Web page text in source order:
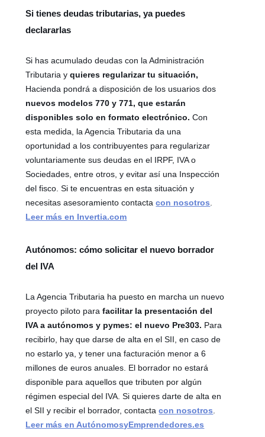
Si tienes deudas tributarias, ya puedes
declararlas
Si has acumulado deudas con la Administración
Tributaria yquieres regularizar tu situación,
Hacienda pondrá a disposición de los usuarios dos
nuevos modelos 770 y 771, que estarán
disponibles solo en formato electrónico.Con
esta medida, la Agencia Tributaria da una
oportunidad a los contribuyentes para regularizar
voluntariamente sus deudas en el IRPF, IVA o
Sociedades, entre otros, y evitar así una Inspección
del fisco. Si te encuentras en esta situación y
necesitas asesoramiento contactacon nosotros
Leer más en Invertia.com
Autónomos: cómo solicitar el nuevo borrador
del IVA
La Agencia Tributaria ha puesto en marcha un nuevo
proyecto piloto parafacilitar la presentación del
IVA a autónomos y pymes: el nuevo Pre303. Para
recibirlo, hay que darse de alta en el SII, en caso de
no estarlo ya, y tener una facturación menor a 6
millones de euros anuales. El borrador no estará
disponible para aquellos que tributen por algún
régimen especial del IVA. Si quieres darte de alta en
el SII y recibir el borrador, contactacon nosotros
Leer más en AutónomosyEmprendedores.es